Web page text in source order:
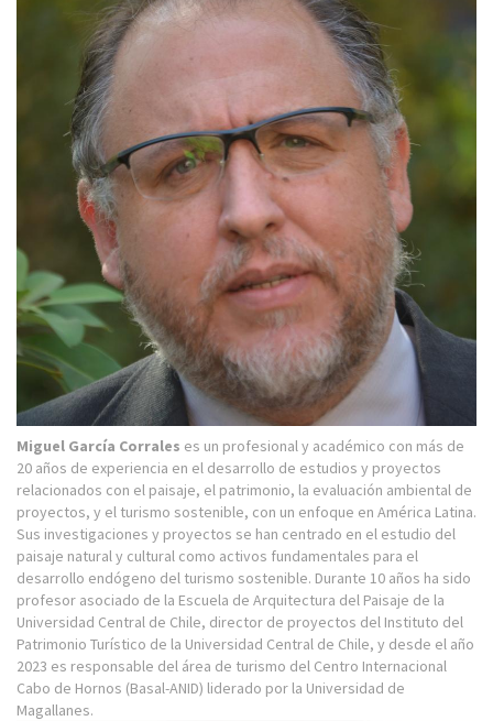
Miguel García Corrales es un profesional y académico con más de
20 años de experiencia en el desarrollo de estudios y proyectos
relacionados con el paisaje, el patrimonio, la evaluación ambiental de
proyectos, y el turismo sostenible, con un enfoque en América Latina.
Sus investigaciones y proyectos se han centrado en el estudio del
paisaje natural y cultural como activos fundamentales para el
desarrollo endógeno del turismo sostenible. Durante 10 años ha sido
profesor asociado de la Escuela de Arquitectura del Paisaje de la
Universidad Central de Chile, director de proyectos del Instituto del
Patrimonio Turístico de la Universidad Central de Chile, y desde el año
2023 es responsable del área de turismo del Centro Internacional
Cabo de Hornos (Basal-ANID) liderado por la Universidad de
Magallanes.